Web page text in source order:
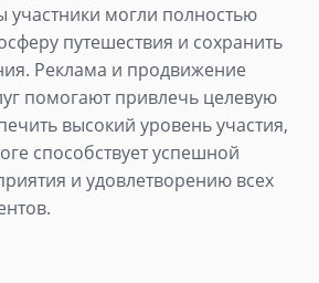
участники могли полностью
путешествия и сохранить
Реклама и продвижение
помогают привлечь целевую
высокий уровень участия,
способствует успешной
и удовлетворению всех